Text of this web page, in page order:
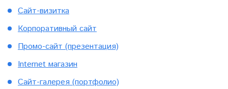
Сайт-визитка
Корпоративный сайт
Промо-сайт (презентация)
Internet магазин
Сайт-галерея (портфолио)